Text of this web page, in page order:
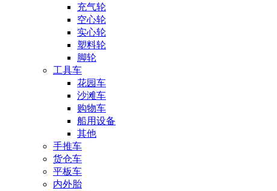
充气轮
空心轮
实心轮
塑料轮
脚轮
工具车
花园车
沙滩车
购物车
船用设备
其他
手推车
货仓车
平板车
内外胎